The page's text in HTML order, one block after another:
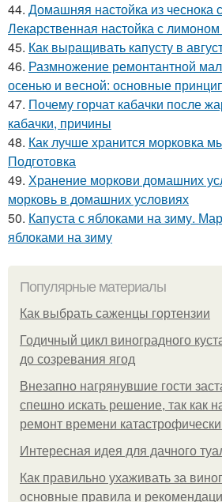
44. Домашняя настойка из чеснока
Лекарственная настойка с
45. Как выращивать капусту в
46. Размножение ремонтантной
осенью и весной: основные
47. Почему горчат кабачки после
кабачки, причины
48. Как лучше хранится морковка
Подготовка
49. Хранение моркови домашних
морковь в домашних условиях
50. Капуста с яблоками на зиму.
яблоками на зиму
Популярные материалы
Как выбрать саженцы гортензии
Годичный цикл виноградного
до созревания ягод
Внезапно нагрянувшие гости
спешно искать решение, так как
ремонт времени
Интересная идея для дачного
Как правильно ухаживать за
основные правила и